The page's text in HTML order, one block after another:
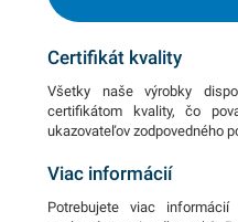
Certifikát kvality
Všetky naše výrobky
certifikátom kvality, čo
ukazovateľov zodpovedného
Viac informácií
Potrebujete viac informácií